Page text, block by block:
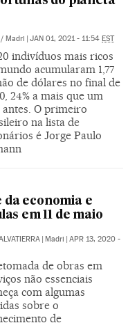
Madri JAN 01, 2021 - 11:54 EST
indivíduos mais ricos
acumularam 1,77
de dólares no final de
24% a mais que um
antes. O primeiro
na lista de
é Jorge Paulo
da economia e
em 11 de maio
Madri
APR 13, 2020 -
de obras em
não essenciais
com algumas
sobre o
de